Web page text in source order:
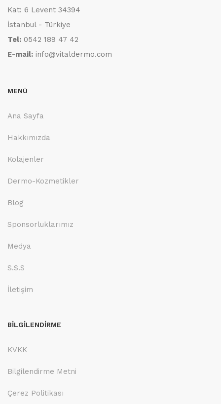
Kat: 6 Levent 34394
İstanbul - Türkiye
Tel: 0542 189 47 42
E-mail: info@vitaldermo.com
MENÜ
Ana Sayfa
Hakkımızda
Kolajenler
Dermo-Kozmetikler
Blog
Sponsorluklarımız
Medya
S.S.S
İletişim
BİLGİLENDİRME
KVKK
Bilgilendirme Metni
Çerez Politikası